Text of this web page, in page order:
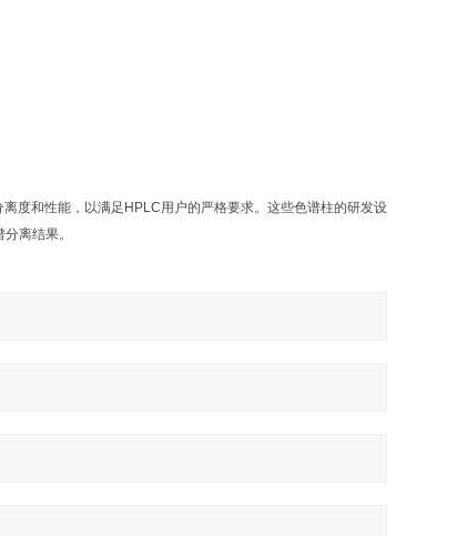
度和性能，以满足HPLC用户的严格要求。这些色谱柱的研发设
离结果。